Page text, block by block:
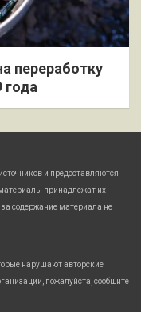
переработку
года
и предоставляются
принадлежат их
содержание материала не
нарушают авторские
пожалуйста, сообщите